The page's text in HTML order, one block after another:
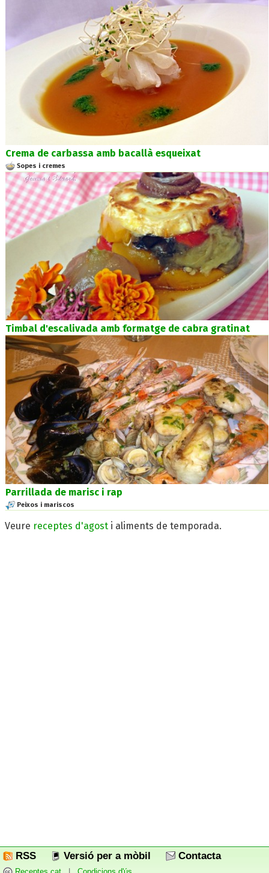
Crema de carbassa amb bacallà esqueixat
Sopes i cremes
Timbal d'escalivada amb formatge de cabra gratinat
Parrillada de marisc i rap
Peixos i mariscos
Veure receptes d'agost i aliments de temporada.
RSS Versió per a mòbil Contacta